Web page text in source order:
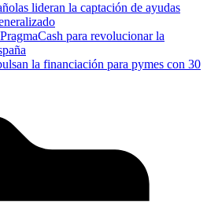
lideran la captación de ayudas
para revolucionar la
la financiación para pymes con 30